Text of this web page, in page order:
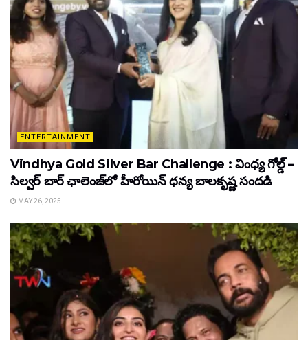
ENTERTAINMENT
Vindhya Gold Silver Bar Challenge : వింధ్య గోల్డ్ –
సిల్వర్ బార్ ఛాలెంజ్‌లో హీరోయిన్ ధ‌న్య బాల‌కృష్ణ‌ సందడి
MAY 26, 2025